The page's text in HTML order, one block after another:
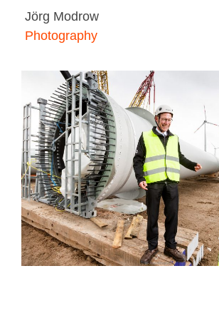
Jörg Modrow
Photography